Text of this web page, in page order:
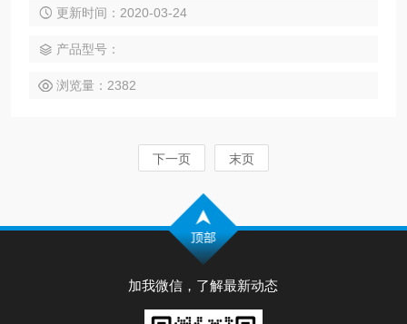
更新时间：2020-03-24
产品型号：
浏览量：2382
下一页 末页
加我微信，了解最新动态